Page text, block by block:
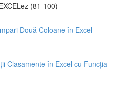
(81-100)
Două Coloane în Excel
Clasamente în Excel cu Funcția